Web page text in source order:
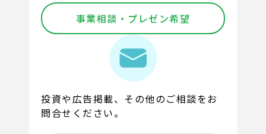
事業相談・プレゼン希望
投資や広告掲載、その他のご相談をお
問合せください。